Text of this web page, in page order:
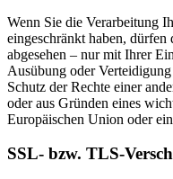
Wenn Sie die Verarbeitung
eingeschränkt haben,
abgesehen – nur mit Ihrer
Ausübung oder
Schutz der Rechte einer
oder aus Gründen eines
Europäischen Union oder
SSL- bzw. TLS-